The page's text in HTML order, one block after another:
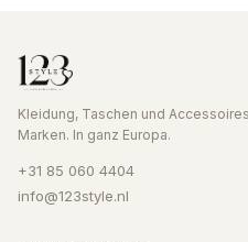
Kleidung, Taschen und
Marken. In ganz Europa.
+31 85 060 4404
info@123style.nl